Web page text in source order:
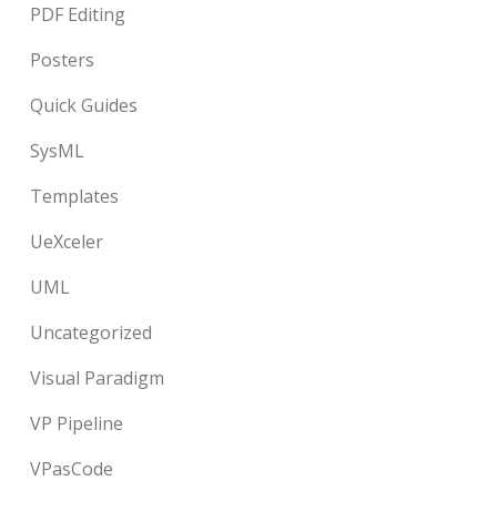
PDF Editing
Posters
Quick Guides
SysML
Templates
UeXceler
UML
Uncategorized
Visual Paradigm
VP Pipeline
VPasCode